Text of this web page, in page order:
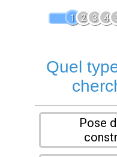
1 2 3 4
Quel
Pose